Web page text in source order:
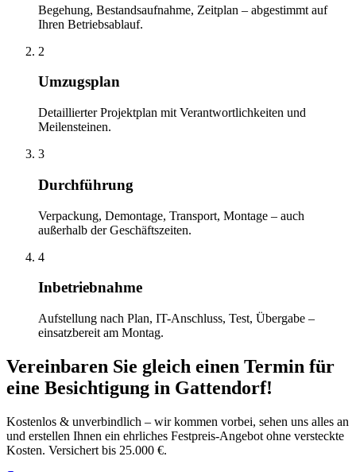
Begehung, Bestandsaufnahme, Zeitplan – abgestimmt auf
Ihren Betriebsablauf.
2
Umzugsplan
Detaillierter Projektplan mit Verantwortlichkeiten und
Meilensteinen.
3
Durchführung
Verpackung, Demontage, Transport, Montage – auch
außerhalb der Geschäftszeiten.
4
Inbetriebnahme
Aufstellung nach Plan, IT-Anschluss, Test, Übergabe –
einsatzbereit am Montag.
Vereinbaren Sie gleich einen Termin für
eine Besichtigung in Gattendorf!
Kostenlos & unverbindlich – wir kommen vorbei, sehen uns alles an
und erstellen Ihnen ein ehrliches Festpreis-Angebot ohne versteckte
Kosten. Versichert bis 25.000 €.